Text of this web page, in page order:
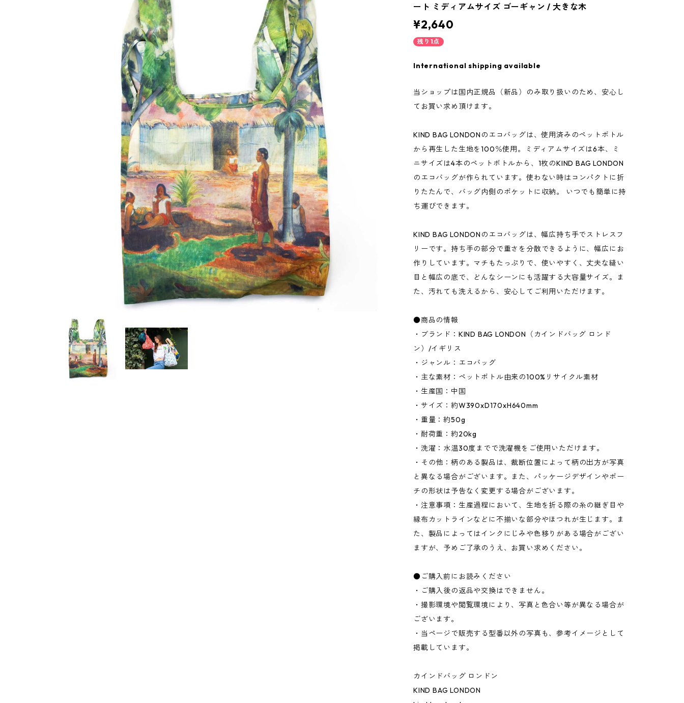
ート ミディアムサイズ ゴーギャン / 大きな木
¥2,640
残り1点
International shipping available
当ショップは国内正規品（新品）のみ取り扱いのため、安心し
てお買い求め頂けます。
KIND BAG LONDONのエコバッグは、使用済みのペットボトル
から再生した生地を100％使用。ミディアムサイズは6本、ミ
ニサイズは4本のペットボトルから、1枚のKIND BAG LONDON
のエコバッグが作られています。使わない時はコンパクトに折
りたたんで、バッグ内側のポケットに収納。 いつでも簡単に持
ち運びできます。
KIND BAG LONDONのエコバッグは、幅広持ち手でストレスフ
リーです。持ち手の部分で重さを分散できるように、幅広にお
作りしています。マチもたっぷりで、使いやすく、丈夫な縫い
目と幅広の底で、どんなシーンにも活躍する大容量サイズ。ま
た、汚れても洗えるから、安心してご利用いただけます。
●商品の情報
・ブランド：KIND BAG LONDON（カインドバッグ ロンド
ン）/イギリス
・ジャンル：エコバッグ
・主な素材：ペットボトル由来の100%リサイクル素材
・生産国：中国
・サイズ：約W390xD170xH640mm
・重量：約50g
・耐荷重：約20kg
・洗濯：水温30度までで洗濯機をご使用いただけます。
・その他：柄のある製品は、裁断位置によって柄の出方が写真
と異なる場合がございます。また、パッケージデザインやポー
チの形状は予告なく変更する場合がございます。
・注意事項：生産過程において、生地を折る際の糸の継ぎ目や
縁布カットラインなどに不揃いな部分やほつれが生じます。ま
た、製品によってはインクにじみや色移りがある場合がござい
ますが、予めご了承のうえ、お買い求めください。
●ご購入前にお読みください
・ご購入後の返品や交換はできません。
・撮影環境や閲覧環境により、写真と色合い等が異なる場合が
ございます。
・当ページで販売する型番以外の写真も、参考イメージとして
掲載しています。
カインドバッグ ロンドン
KIND BAG LONDON